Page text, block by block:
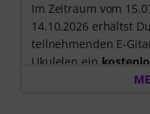
Im Zeitraum vom
14.10.2026 erhältst
teilnehmenden E-
Ukulelen ein
einen Onlinekurs